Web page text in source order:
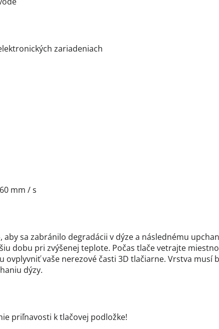
zariadeniach
mm / s
sa zabránilo degradácii v dýze a následnému
dobu pri zvýšenej teplote. Počas tlače vetrajte
ovplyvniť vaše nerezové časti 3D tlačiarne. Vrstva musí
dýzy.
priľnavosti k tlačovej podložke!